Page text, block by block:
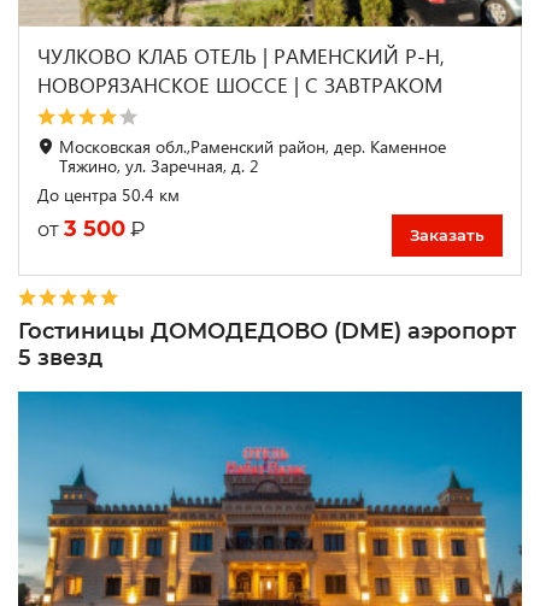
ЧУЛКОВО КЛАБ ОТЕЛЬ | РАМЕНСКИЙ Р-Н,
НОВОРЯЗАНСКОЕ ШОССЕ | С ЗАВТРАКОМ
Московская обл.,Раменский район, дер. Каменное
Тяжино, ул. Заречная, д. 2
До центра 50.4 км
от 3 500 ₽ Заказать
Гостиницы ДОМОДЕДОВО (DME) аэропорт
5 звезд